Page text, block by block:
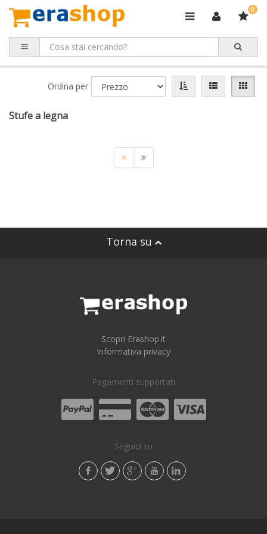
0
Ordina per
Stufe a legna
Torna su
Scopri Erashop.it
Informativa privacy
Pagamenti supportati
Seguici su